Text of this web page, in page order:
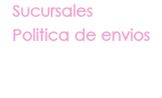
Sucursales
Politica de envios